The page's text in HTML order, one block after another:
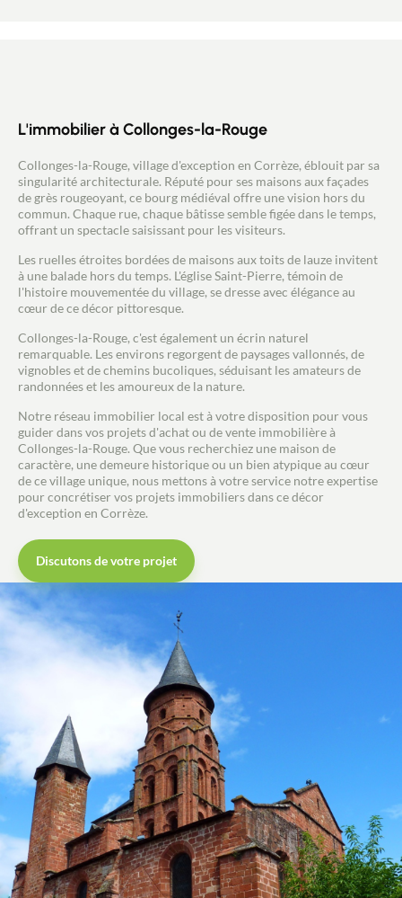
Acheter
Recrutement
Actualités
Guides
L'immobilier à Collonges-la-Rouge
Collonges-la-Rouge, village d'exception en Corrèze, éblouit par sa
singularité architecturale. Réputé pour ses maisons aux façades
de grès rougeoyant, ce bourg médiéval offre une vision hors du
commun. Chaque rue, chaque bâtisse semble figée dans le temps,
offrant un spectacle saisissant pour les visiteurs.
Les ruelles étroites bordées de maisons aux toits de lauze invitent
à une balade hors du temps. L'église Saint-Pierre, témoin de
l'histoire mouvementée du village, se dresse avec élégance au
cœur de ce décor pittoresque.
Collonges-la-Rouge, c'est également un écrin naturel
remarquable. Les environs regorgent de paysages vallonnés, de
vignobles et de chemins bucoliques, séduisant les amateurs de
randonnées et les amoureux de la nature.
Notre réseau immobilier local est à votre disposition pour vous
guider dans vos projets d'achat ou de vente immobilière à
Collonges-la-Rouge. Que vous recherchiez une maison de
caractère, une demeure historique ou un bien atypique au cœur
de ce village unique, nous mettons à votre service notre expertise
pour concrétiser vos projets immobiliers dans ce décor
d'exception en Corrèze.
Discutons de votre projet